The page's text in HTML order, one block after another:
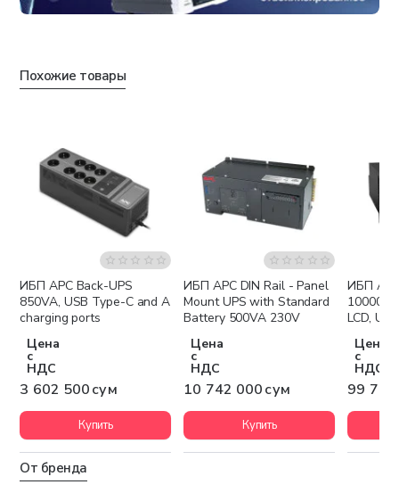
Похожие товары
Бесплатная доставка
ИБП APC Back-UPS
850VA, USB Type-C and A
charging ports
Цена
с
НДС
3 602 500 сум
Купить
Бесплатная доставка
ИБП APC DIN Rail - Panel
Mount UPS with Standard
Battery 500VA 230V
Цена
с
НДС
10 742 000 сум
Купить
ИБП
LCD,
Цена
с
НДС
99 756
От бренда